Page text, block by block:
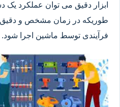
ابزار دقیق می توان عملکرد یک
طوریکه در زمان مشخص و
فرآیندی توسط ماشین اجرا شود.